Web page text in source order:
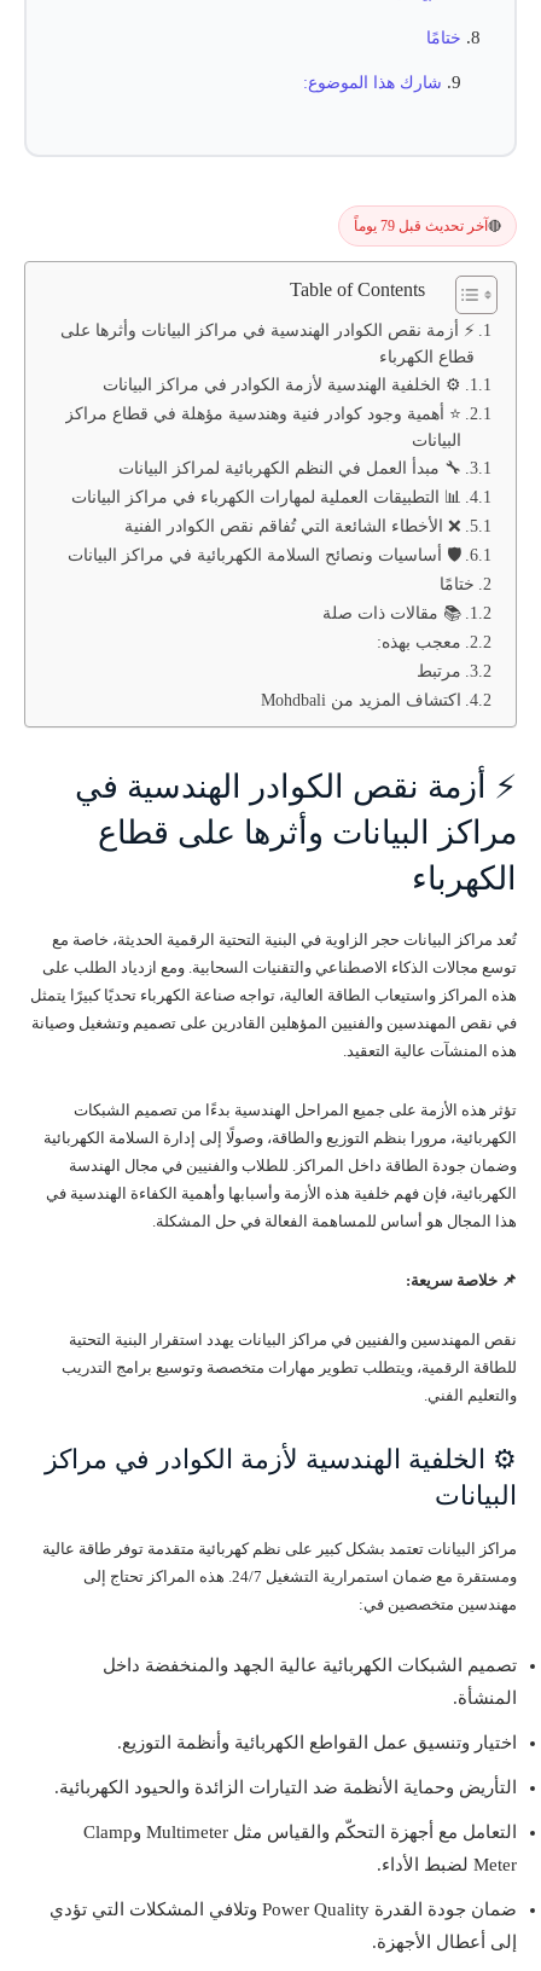
ختامًا
شارك هذا الموضوع:
🔴 آخر تحديث قبل 79 يوماً
Table of Contents
⚡ أزمة نقص الكوادر الهندسية في مراكز البيانات وأثرها على
قطاع الكهرباء
⚙️ الخلفية الهندسية لأزمة الكوادر في مراكز البيانات
⭐ أهمية وجود كوادر فنية وهندسية مؤهلة في قطاع مراكز
البيانات
🔧 مبدأ العمل في النظم الكهربائية لمراكز البيانات
📊 التطبيقات العملية لمهارات الكهرباء في مراكز البيانات
❌ الأخطاء الشائعة التي تُفاقم نقص الكوادر الفنية
🛡️ أساسيات ونصائح السلامة الكهربائية في مراكز البيانات
ختامًا
📚 مقالات ذات صلة
معجب بهذه:
مرتبط
اكتشاف المزيد من Mohdbali
⚡ أزمة نقص الكوادر الهندسية في
مراكز البيانات وأثرها على قطاع
الكهرباء
تُعد مراكز البيانات حجر الزاوية في البنية التحتية الرقمية الحديثة، خاصة مع
توسع مجالات الذكاء الاصطناعي والتقنيات السحابية. ومع ازدياد الطلب على
هذه المراكز واستيعاب الطاقة العالية، تواجه صناعة الكهرباء تحديًا كبيرًا يتمثل
في نقص المهندسين والفنيين المؤهلين القادرين على تصميم وتشغيل وصيانة
هذه المنشآت عالية التعقيد.
تؤثر هذه الأزمة على جميع المراحل الهندسية بدءًا من تصميم الشبكات
الكهربائية، مرورا بنظم التوزيع والطاقة، وصولًا إلى إدارة السلامة الكهربائية
وضمان جودة الطاقة داخل المراكز. للطلاب والفنيين في مجال الهندسة
الكهربائية، فإن فهم خلفية هذه الأزمة وأسبابها وأهمية الكفاءة الهندسية في
هذا المجال هو أساس للمساهمة الفعالة في حل المشكلة.
📌 خلاصة سريعة:
نقص المهندسين والفنيين في مراكز البيانات يهدد استقرار البنية التحتية
للطاقة الرقمية، ويتطلب تطوير مهارات متخصصة وتوسيع برامج التدريب
والتعليم الفني.
⚙️ الخلفية الهندسية لأزمة الكوادر في مراكز
البيانات
مراكز البيانات تعتمد بشكل كبير على نظم كهربائية متقدمة توفر طاقة عالية
ومستقرة مع ضمان استمرارية التشغيل 24/7. هذه المراكز تحتاج إلى
مهندسين متخصصين في:
تصميم الشبكات الكهربائية عالية الجهد والمنخفضة داخل
المنشأة.
اختيار وتنسيق عمل القواطع الكهربائية وأنظمة التوزيع.
التأريض وحماية الأنظمة ضد التيارات الزائدة والحيود الكهربائية.
التعامل مع أجهزة التحكّم والقياس مثل Multimeter وClamp
Meter لضبط الأداء.
ضمان جودة القدرة Power Quality وتلافي المشكلات التي تؤدي
إلى أعطال الأجهزة.